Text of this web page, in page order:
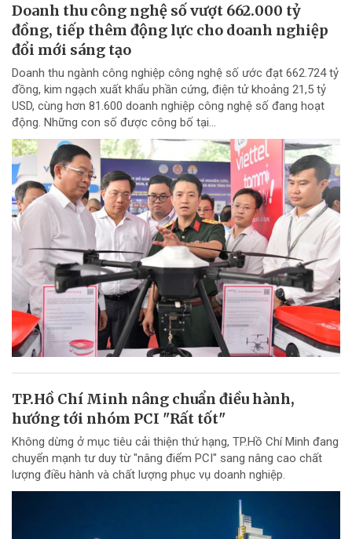
Doanh thu công nghệ số vượt 662.000 tỷ
đồng, tiếp thêm động lực cho doanh nghiệp
đổi mới sáng tạo
Doanh thu ngành công nghiệp công nghệ số ước đạt 662.724 tỷ
đồng, kim ngạch xuất khẩu phần cứng, điện tử khoảng 21,5 tỷ
USD, cùng hơn 81.600 doanh nghiệp công nghệ số đang hoạt
động. Những con số được công bố tại...
TP.Hồ Chí Minh nâng chuẩn điều hành,
hướng tới nhóm PCI "Rất tốt"
Không dừng ở mục tiêu cải thiện thứ hạng, TP.Hồ Chí Minh đang
chuyển mạnh tư duy từ "nâng điểm PCI" sang nâng cao chất
lượng điều hành và chất lượng phục vụ doanh nghiệp.